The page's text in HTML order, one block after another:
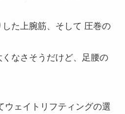
た上腕筋、そして 圧巻の
なさそうだけど、足腰の
ウェイトリフティングの選